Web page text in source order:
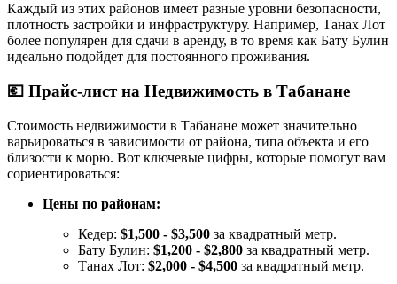
Каждый из этих районов имеет разные уровни безопасности,
плотность застройки и инфраструктуру. Например, Танах Лот
более популярен для сдачи в аренду, в то время как Бату Булин
идеально подойдет для постоянного проживания.
💶 Прайс-лист на Недвижимость в Табанане
Стоимость недвижимости в Табанане может значительно
варьироваться в зависимости от района, типа объекта и его
близости к морю. Вот ключевые цифры, которые помогут вам
сориентироваться:
Цены по районам:
Кедер: $1,500 - $3,500 за квадратный метр.
Бату Булин: $1,200 - $2,800 за квадратный метр.
Танах Лот: $2,000 - $4,500 за квадратный метр.